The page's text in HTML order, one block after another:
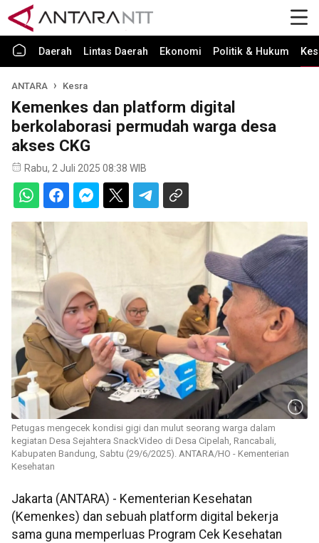
Daerah Lintas Daerah Ekonomi Politik & Hukum
ANTARA Kesra
Kemenkes dan platform digital
berkolaborasi permudah warga desa
akses CKG
Rabu, 2 Juli 2025 08:38 WIB
Petugas mengecek kondisi gigi dan mulut seorang warga dalam
kegiatan Desa Sejahtera SnackVideo di Desa Cipelah, Rancabali,
Kabupaten Bandung, Sabtu (29/6/2025). ANTARA/HO - Kementerian
Kesehatan
Jakarta (ANTARA) - Kementerian Kesehatan
(Kemenkes) dan sebuah platform digital bekerja
sama guna memperluas Program Cek Kesehatan